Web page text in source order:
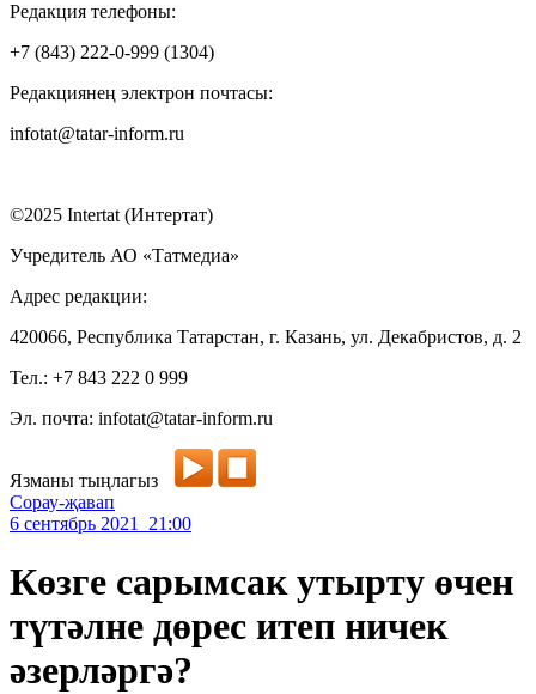
Редакция телефоны:
+7 (843) 222-0-999 (1304)
Редакциянең электрон почтасы:
infotat@tatar-inform.ru
©2025 Intertat (Интертат)
Учредитель АО «Татмедиа»
Адрес редакции:
420066, Республика Татарстан, г. Казань, ул. Декабристов, д. 2
Тел.: +7 843 222 0 999
Эл. почта: infotat@tatar-inform.ru
Язманы тыңлагыз
Сорау-җавап
6 сентябрь 2021 21:00
Көзге сарымсак утырту өчен
түтәлне дөрес итеп ничек
әзерләргә?